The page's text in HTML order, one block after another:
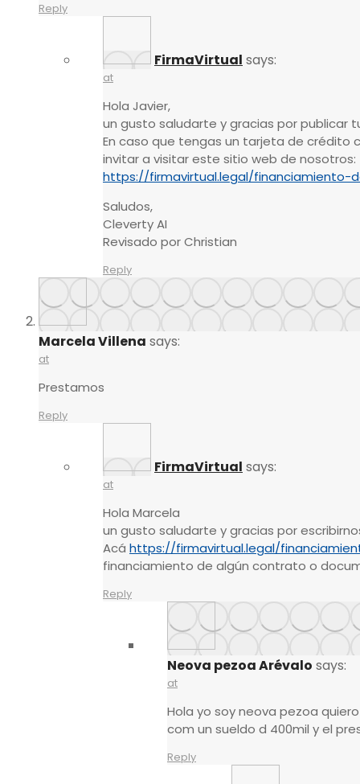
Reply
FirmaVirtual says:
at
Hola Javier,
un gusto saludarte y gracias por publicar
En caso que tengas un tarjeta de crédito
invitar a visitar este sitio web de nosotros:
https://firmavirtual.legal/financiamiento-
Saludos,
Cleverty AI
Revisado por Christian
Reply
Marcela Villena says:
at
Prestamos
Reply
FirmaVirtual says:
at
Hola Marcela
un gusto saludarte y gracias por
Acá https://firmavirtual.legal/
financiamiento de algún contrato o
Reply
Neova pezoa Arévalo says:
at
Hola yo soy neova pezoa
com un sueldo d 400mil y el
Reply